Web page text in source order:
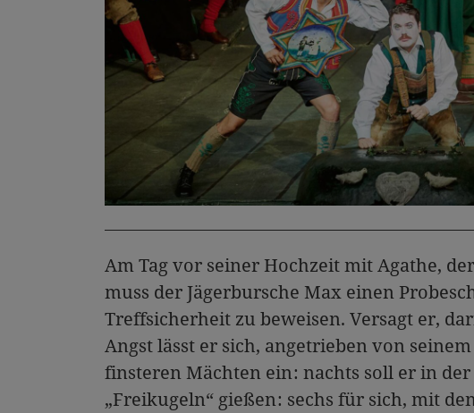
Am Tag vor seiner Hochzeit mit Agathe,
muss der Jägerbursche Max einen
Treffsicherheit zu beweisen. Versagt er,
Angst lässt er sich, angetrieben von
finsteren Mächten ein : nachts soll er in
„Freikugeln“ gießen : sechs für sich, mit